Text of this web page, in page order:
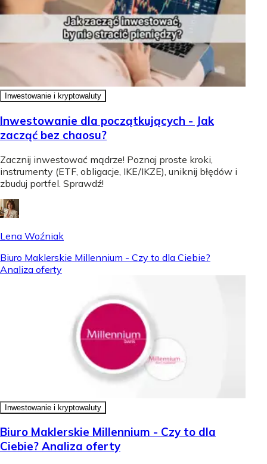
Inwestowanie i kryptowaluty
Inwestowanie dla początkujących - Jak
zacząć bez chaosu?
Zacznij inwestować mądrze! Poznaj proste kroki,
instrumenty (ETF, obligacje, IKE/IKZE), uniknij błędów i
zbuduj portfel. Sprawdź!
Lena Woźniak
Biuro Maklerskie Millennium - Czy to dla Ciebie?
Analiza oferty
Inwestowanie i kryptowaluty
Biuro Maklerskie Millennium - Czy to dla
Ciebie? Analiza oferty